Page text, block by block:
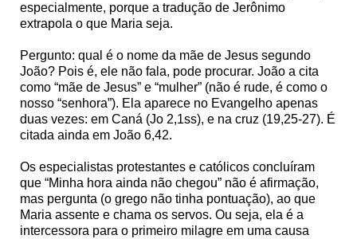
especialmente, porque a tradução de Jerônimo
extrapola o que Maria seja.
Pergunto: qual é o nome da mãe de Jesus segundo
João? Pois é, ele não fala, pode procurar. João a cita
como “mãe de Jesus” e “mulher” (não é rude, é como o
nosso “senhora”). Ela aparece no Evangelho apenas
duas vezes: em Caná (Jo 2,1ss), e na cruz (19,25-27). É
citada ainda em João 6,42.
Os especialistas protestantes e católicos concluíram
que “Minha hora ainda não chegou” não é afirmação,
mas pergunta (o grego não tinha pontuação), ao que
Maria assente e chama os servos. Ou seja, ela é a
intercessora para o primeiro milagre em uma causa